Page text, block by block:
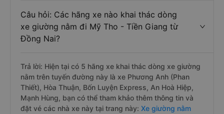
Câu hỏi: Các hãng xe nào khai thác dòng
xe giường nằm đi Mỹ Tho - Tiền Giang từ
Đồng Nai?
Trả lời: Hiện tại có 5 hãng xe khai thác dòng xe giường
nằm trên tuyến đường này là xe Phương Anh (Phan
Thiết), Hòa Thuận, Bốn Luyện Express, An Hoà Hiệp,
Mạnh Hùng, bạn có thể tham khảo thêm thông tin và
đặt vé các nhà xe này tại trang này: Xe giường nằm